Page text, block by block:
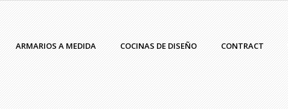
ARMARIOS A MEDIDA COCINAS DE DISEÑO CONTRACT